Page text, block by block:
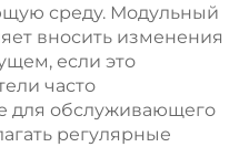
среду. Модульный
вносить изменения
если это
часто
для обслуживающего
регулярные